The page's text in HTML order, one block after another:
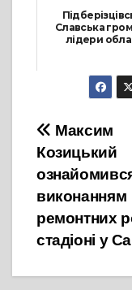
Славська
лідери
19 Травня,
записів
Максим
Козицький
виконанням
ремонтних
стадіоні у